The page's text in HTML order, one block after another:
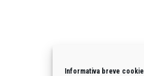
Informativa breve cookie